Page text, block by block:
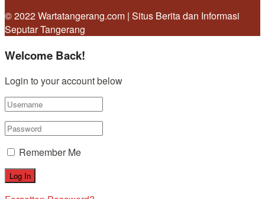
© 2022 Wartatangerang.com | Situs Berita dan Informasi
Seputar Tangerang
Welcome Back!
Login to your account below
Remember Me